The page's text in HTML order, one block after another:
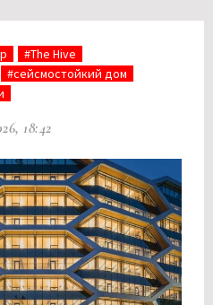
#The Hive
#сейсмостойкий дом
18:42